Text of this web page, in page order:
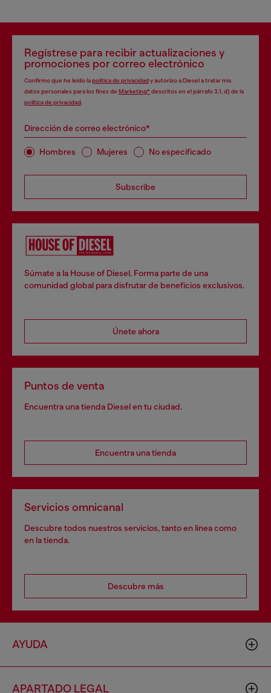
Regístrese para recibir actualizaciones y
promociones por correo electrónico
Confirmo que he leído lapolítica de privacidady autorizo a Diesel a tratar mis
datos personales para los fines de Marketing*descritos en el párrafo 3.1, d) de la
política de privacidad
Dirección de correo electrónico*
Hombres Mujeres No especificado
Subscribe
Súmate a la House of Diesel. Forma parte de una
comunidad global para disfrutar de beneficios exclusivos.
Únete ahora
Puntos de venta
Encuentra una tienda Diesel en tu ciudad.
Encuentra una tienda
Servicios omnicanal
Descubre todos nuestros servicios, tanto en línea como
en la tienda.
Descubre más
AYUDA
APARTADO LEGAL